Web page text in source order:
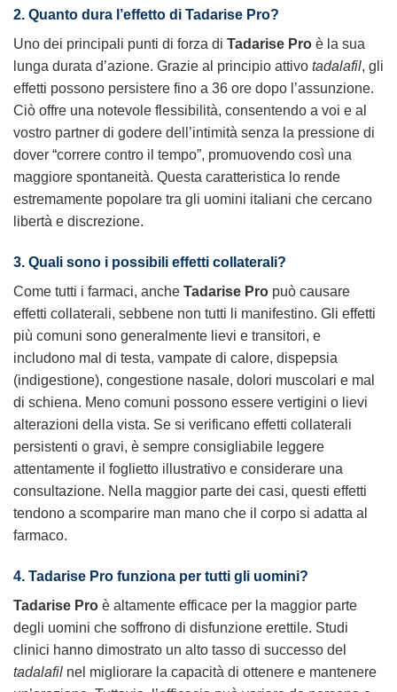
2. Quanto dura l’effetto di Tadarise Pro?
Uno dei principali punti di forza di Tadarise Pro è la sua
lunga durata d’azione. Grazie al principio attivo tadalafil, gli
effetti possono persistere fino a 36 ore dopo l’assunzione.
Ciò offre una notevole flessibilità, consentendo a voi e al
vostro partner di godere dell’intimità senza la pressione di
dover “correre contro il tempo”, promuovendo così una
maggiore spontaneità. Questa caratteristica lo rende
estremamente popolare tra gli uomini italiani che cercano
libertà e discrezione.
3. Quali sono i possibili effetti collaterali?
Come tutti i farmaci, anche Tadarise Pro può causare
effetti collaterali, sebbene non tutti li manifestino. Gli effetti
più comuni sono generalmente lievi e transitori, e
includono mal di testa, vampate di calore, dispepsia
(indigestione), congestione nasale, dolori muscolari e mal
di schiena. Meno comuni possono essere vertigini o lievi
alterazioni della vista. Se si verificano effetti collaterali
persistenti o gravi, è sempre consigliabile leggere
attentamente il foglietto illustrativo e considerare una
consultazione. Nella maggior parte dei casi, questi effetti
tendono a scomparire man mano che il corpo si adatta al
farmaco.
4. Tadarise Pro funziona per tutti gli uomini?
Tadarise Pro è altamente efficace per la maggior parte
degli uomini che soffrono di disfunzione erettile. Studi
clinici hanno dimostrato un alto tasso di successo del
tadalafil nel migliorare la capacità di ottenere e mantenere